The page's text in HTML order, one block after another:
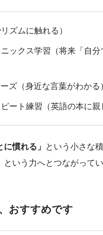
ズムに触れる）
ックス学習（将来「自
ズ（身近な言葉がわかる
ート練習（英語の本に親
慣れる」
という小さな
という力へとつながってい
おすすめです